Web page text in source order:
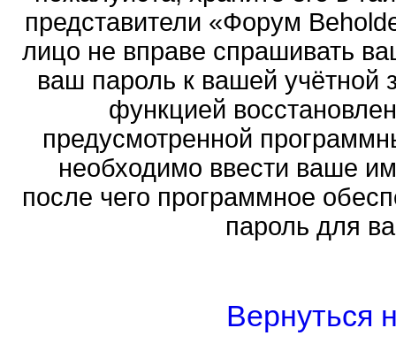
представители «Форум
лицо не вправе спрашивать
ваш пароль к вашей учётной
функцией
предусмотренной
необходимо ввести ваше
после чего программное
пароль для
Вернуться